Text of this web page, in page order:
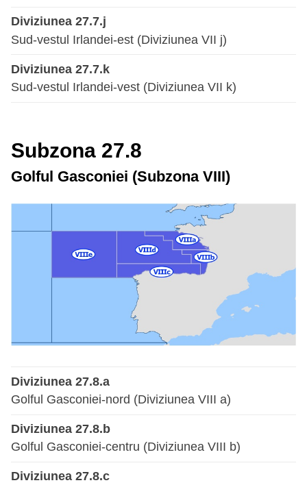
Diviziunea 27.7.j
Sud-vestul Irlandei-est (Diviziunea VII j)
Diviziunea 27.7.k
Sud-vestul Irlandei-vest (Diviziunea VII k)
Subzona 27.8
Golful Gasconiei (Subzona VIII)
Diviziunea 27.8.a
Golful Gasconiei-nord (Diviziunea VIII a)
Diviziunea 27.8.b
Golful Gasconiei-centru (Diviziunea VIII b)
Diviziunea 27.8.c